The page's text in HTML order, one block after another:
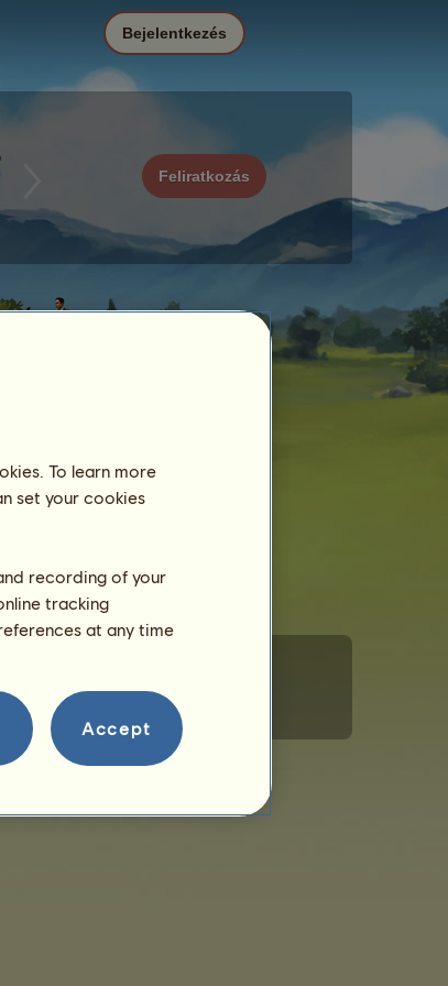
Feliratkozás
Bejelentkezés
Ár
szabályzat
To learn more
set your cookies
recording of your
tracking
at any time
Accept